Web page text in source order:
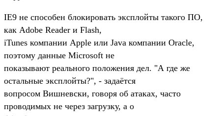
IE9 не способен блокировать эксплойты такого ПО,
как Adobe Reader и Flash,
iTunes компании Apple или Java компании Oracle,
поэтому данные Microsoft не
показывают реального положения дел. "А где же
остальные эксплойты?", - задаётся
вопросом Вишневски, говоря об атаках, часто
проводимых не через загрузку, а о